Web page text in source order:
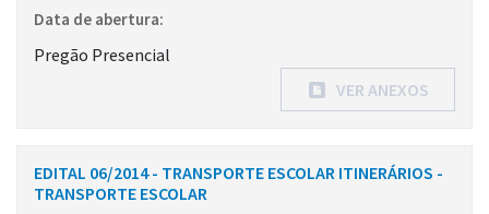
Data de abertura:
Pregão Presencial
VER ANEXOS
EDITAL 06/2014 - TRANSPORTE ESCOLAR ITINERÁRIOS -
TRANSPORTE ESCOLAR